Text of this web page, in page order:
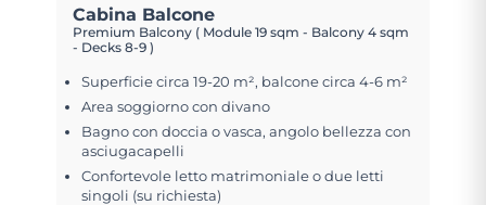
Cabina Balcone
Premium Balcony ( Module 19 sqm - Balcony 4 sqm
- Decks 8-9 )
Superficie circa 19-20 m², balcone circa 4-6 m²
Area soggiorno con divano
Bagno con doccia o vasca, angolo bellezza con
asciugacapelli
Confortevole letto matrimoniale o due letti
singoli (su richiesta)